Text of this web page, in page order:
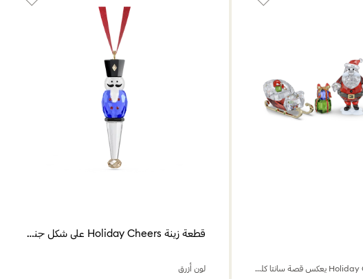
طقم قطع زينة Holiday Cheers يعكس قصة سانتا كلوز
قطعة زينة Holiday Cheers على شكل جندي كسارة البندق
لون أزرق